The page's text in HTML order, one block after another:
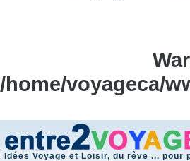
/home/voyageca/
Idées Voyage et Loisir, du rêve ... pour